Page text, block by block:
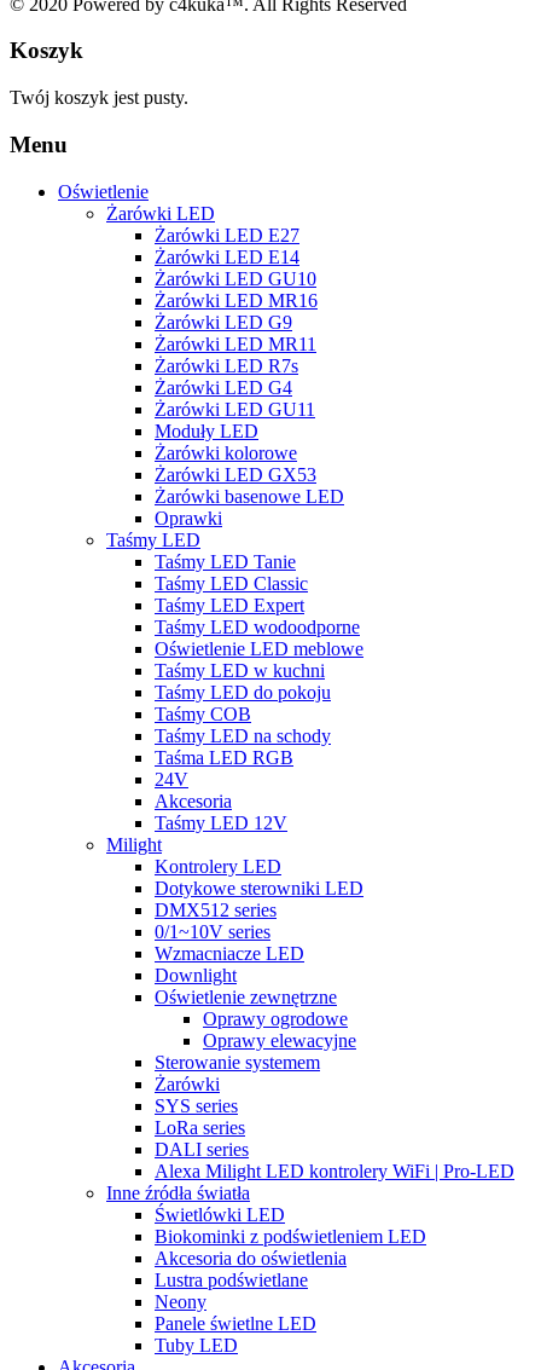
Koszyk
Twój koszyk jest pusty.
Menu
Oświetlenie
Żarówki LED
Żarówki LED E27
Żarówki LED E14
Żarówki LED GU10
Żarówki LED MR16
Żarówki LED G9
Żarówki LED MR11
Żarówki LED R7s
Żarówki LED G4
Żarówki LED GU11
Moduły LED
Żarówki kolorowe
Żarówki LED GX53
Żarówki basenowe LED
Oprawki
Taśmy LED
Taśmy LED Tanie
Taśmy LED Classic
Taśmy LED Expert
Taśmy LED wodoodporne
Oświetlenie LED meblowe
Taśmy LED w kuchni
Taśmy LED do pokoju
Taśmy COB
Taśmy LED na schody
Taśma LED RGB
24V
Akcesoria
Taśmy LED 12V
Milight
Kontrolery LED
Dotykowe sterowniki LED
DMX512 series
0/1~10V series
Wzmacniacze LED
Downlight
Oświetlenie zewnętrzne
Oprawy ogrodowe
Oprawy elewacyjne
Sterowanie systemem
Żarówki
SYS series
LoRa series
DALI series
Alexa Milight LED kontrolery WiFi | Pro-LED
Inne źródła światła
Świetlówki LED
Biokominki z podświetleniem LED
Akcesoria do oświetlenia
Lustra podświetlane
Neony
Panele świetlne LED
Tuby LED